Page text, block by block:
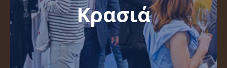
Κρασιά